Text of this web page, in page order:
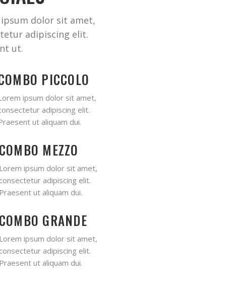
dolor sit amet,
adipiscing elit.
ut.
PICCOLO
ipsum dolor sit amet,
adipiscing elit.
ut aliquam dui.
MEZZO
ipsum dolor sit amet,
adipiscing elit.
ut aliquam dui.
GRANDE
ipsum dolor sit amet,
adipiscing elit.
ut aliquam dui.